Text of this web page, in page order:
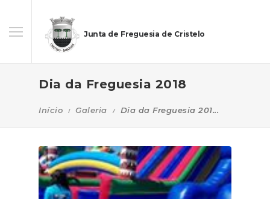
Junta de Freguesia de Cristelo
Dia da Freguesia 2018
Início Galeria Dia da Freguesia 201...